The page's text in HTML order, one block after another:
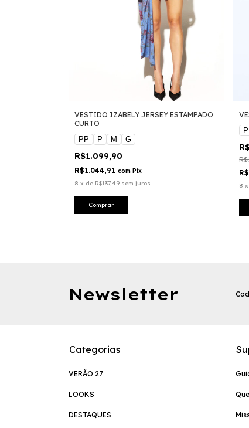
VESTIDO IZABELY JERSEY ESTAMPADO
CURTO
PP
P M G
R$1.099,90
R$1.044,91 com Pix
8 x de R$137,49 sem juros
Comprar
8 x
Newsletter
Categorias
VERÃO 27
LOOKS
DESTAQUES